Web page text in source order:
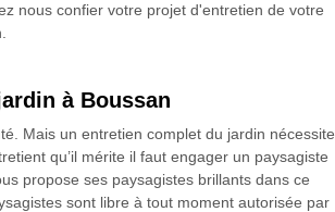
nous confier votre projet d'entretien de votre
à Boussan
Mais un entretien complet du jardin nécessite
qu’il mérite il faut engager un paysagiste
propose ses paysagistes brillants dans ce
sont libre à tout moment autorisée par